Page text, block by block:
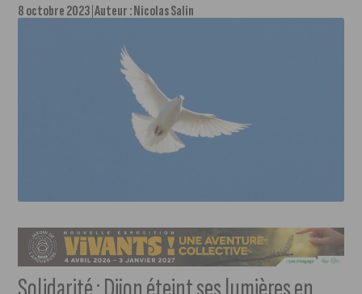
8 octobre 2023 Auteur :Nicolas Salin